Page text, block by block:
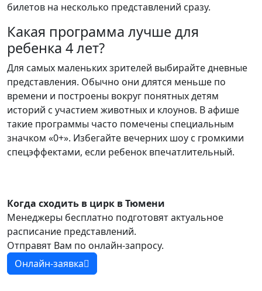
билетов на несколько представлений сразу.
Какая программа лучше для
ребенка 4 лет?
Для самых маленьких зрителей выбирайте дневные
представления. Обычно они длятся меньше по
времени и построены вокруг понятных детям
историй с участием животных и клоунов. В афише
такие программы часто помечены специальным
значком «0+». Избегайте вечерних шоу с громкими
спецэффектами, если ребенок впечатлительный.
Когда сходить в цирк в Тюмени
Менеджеры бесплатно подготовят актуальное
расписание представлений.
Отправят Вам по онлайн-запросу.
Онлайн-заявка